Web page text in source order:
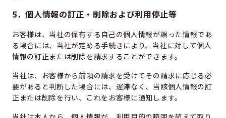
5．個人情報の訂正・削除および利用停止等
お客様は、当社の保有する自己の個人情報が誤った情報であ
る場合には、当社が定める手続きにより、当社に対して個人
情報の訂正または削除を請求することができます。
当社は、お客様から前項の請求を受けてその請求に応じる必
要があると判断した場合には、遅滞なく、当該個人情報の訂
正または削除を行い、これをお客様に通知します。